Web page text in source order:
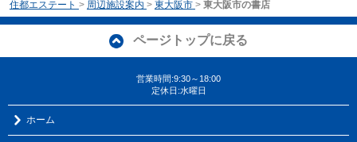
住都エステート > 周辺施設案内 > 東大阪市 > 東大阪市の書店
ページトップに戻る
営業時間:9:30～18:00
定休日:水曜日
ホーム